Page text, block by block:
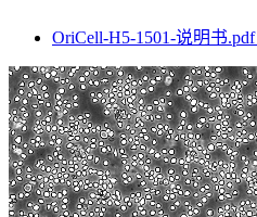
OriCell-H5-1501-说明书.pdf